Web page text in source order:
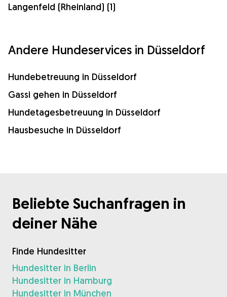
Langenfeld (Rheinland) (1)
Andere Hundeservices in Düsseldorf
Hundebetreuung in Düsseldorf
Gassi gehen in Düsseldorf
Hundetagesbetreuung in Düsseldorf
Hausbesuche in Düsseldorf
Beliebte Suchanfragen in
deiner Nähe
Finde Hundesitter
Hundesitter in Berlin
Hundesitter in Hamburg
Hundesitter in München